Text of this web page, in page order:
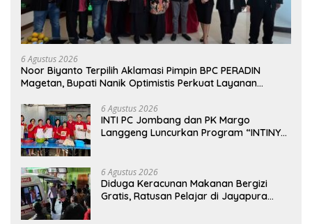
6 Agustus 2026
Noor Biyanto Terpilih Aklamasi Pimpin BPC PERADIN
Magetan, Bupati Nanik Optimistis Perkuat Layanan
6 Agustus 2026
INTI PC Jombang dan PK Margo
Langgeng Luncurkan Program “INTINYA
6 Agustus 2026
Diduga Keracunan Makanan Bergizi
Gratis, Ratusan Pelajar di Jayapura